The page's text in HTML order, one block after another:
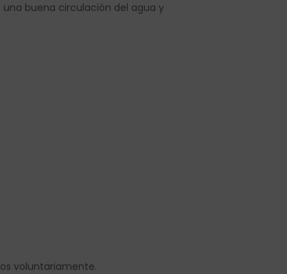
buena circulación del agua y
voluntariamente.